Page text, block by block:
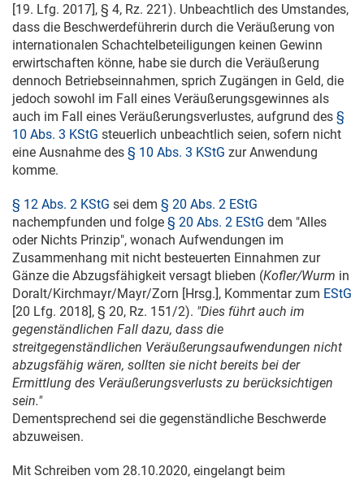
[19. Lfg. 2017], § 4, Rz. 221). Unbeachtlich des Umstandes,
dass die Beschwerdeführerin durch die Veräußerung von
internationalen Schachtelbeteiligungen keinen Gewinn
erwirtschaften könne, habe sie durch die Veräußerung
dennoch Betriebseinnahmen, sprich Zugängen in Geld, die
jedoch sowohl im Fall eines Veräußerungsgewinnes als
auch im Fall eines Veräußerungsverlustes, aufgrund des §
10 Abs. 3 KStG steuerlich unbeachtlich seien, sofern nicht
eine Ausnahme des § 10 Abs. 3 KStG zur Anwendung
komme.
§ 12 Abs. 2 KStG sei dem § 20 Abs. 2 EStG
nachempfunden und folge § 20 Abs. 2 EStG dem "Alles
oder Nichts Prinzip", wonach Aufwendungen im
Zusammenhang mit nicht besteuerten Einnahmen zur
Gänze die Abzugsfähigkeit versagt blieben (Kofler/Wurm in
Doralt/Kirchmayr/Mayr/Zorn [Hrsg.], Kommentar zum EStG
[20 Lfg. 2018], § 20, Rz. 151/2). "Dies führt auch im
gegenständlichen Fall dazu, dass die
streitgegenständlichen Veräußerungsaufwendungen nicht
abzugsfähig wären, sollten sie nicht bereits bei der
Ermittlung des Veräußerungsverlusts zu berücksichtigen
sein."
Dementsprechend sei die gegenständliche Beschwerde
abzuweisen.
Mit Schreiben vom 28.10.2020, eingelangt beim